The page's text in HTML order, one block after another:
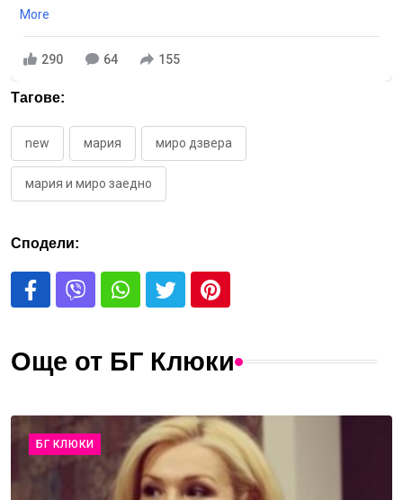
More
290 64 155
Тагове:
new мария миро дзвера
мария и миро заедно
Сподели:
Още от БГ Клюки
БГ КЛЮКИ